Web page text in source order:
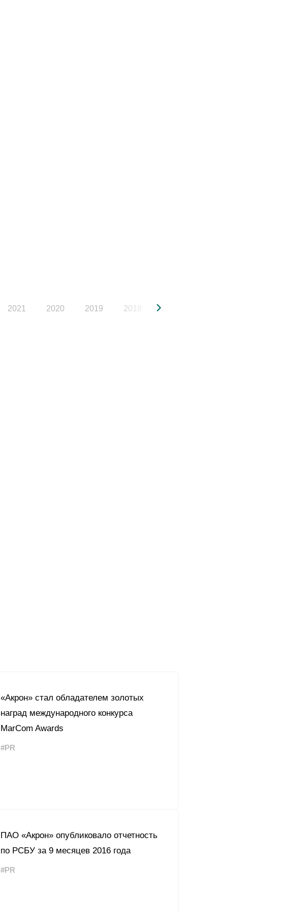
2021 2020 2019 2018
«Акрон» стал обладателем золотых
наград международного конкурса
MarCom Awards
#PR
ПАО «Акрон» опубликовало отчетность
по РСБУ за 9 месяцев 2016 года
#PR